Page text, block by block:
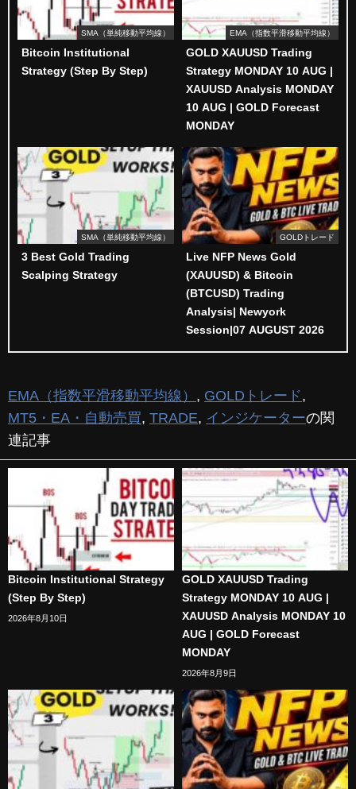
SMA（単純移動平均線）
Bitcoin Institutional
Strategy (Step By Step)
EMA（指数平滑移動平均線）
GOLD XAUUSD Trading
Strategy MONDAY 10 AUG |
XAUUSD Analysis MONDAY
10 AUG | GOLD Forecast
MONDAY
SMA（単純移動平均線）
3 Best Gold Trading
Scalping Strategy
GOLDトレード
Live NFP News Gold
(XAUUSD) & Bitcoin
(BTCUSD) Trading
Analysis| Newyork
Session|07 AUGUST 2026
EMA（指数平滑移動平均線） , GOLDトレード,
MT5・EA・自動売買, TRADE, インジケーターの関
連記事
Bitcoin Institutional Strategy
(Step By Step)
2026年8月10日
GOLD XAUUSD Trading
Strategy MONDAY 10 AUG |
XAUUSD Analysis MONDAY 10
AUG | GOLD Forecast
MONDAY
2026年8月9日